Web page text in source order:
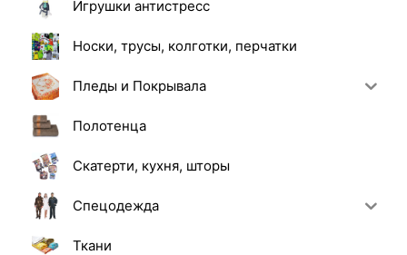
Игрушки антистресс
Носки, трусы, колготки, перчатки
Пледы и Покрывала
Полотенца
Скатерти, кухня, шторы
Спецодежда
Ткани